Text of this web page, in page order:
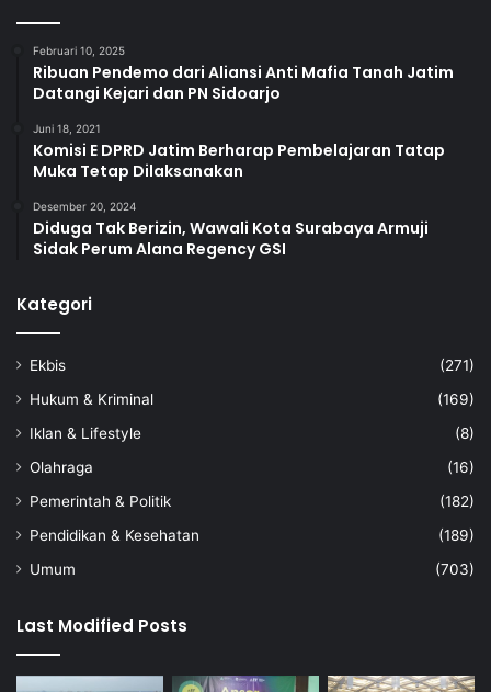
Februari 10, 2025
Ribuan Pendemo dari Aliansi Anti Mafia Tanah Jatim
Datangi Kejari dan PN Sidoarjo
Juni 18, 2021
Komisi E DPRD Jatim Berharap Pembelajaran Tatap
Muka Tetap Dilaksanakan
Desember 20, 2024
Diduga Tak Berizin, Wawali Kota Surabaya Armuji
Sidak Perum Alana Regency GSI
Kategori
Ekbis
(271)
Hukum & Kriminal
(169)
Iklan & Lifestyle
(8)
Olahraga
(16)
Pemerintah & Politik
(182)
Pendidikan & Kesehatan
(189)
Umum
(703)
Last Modified Posts